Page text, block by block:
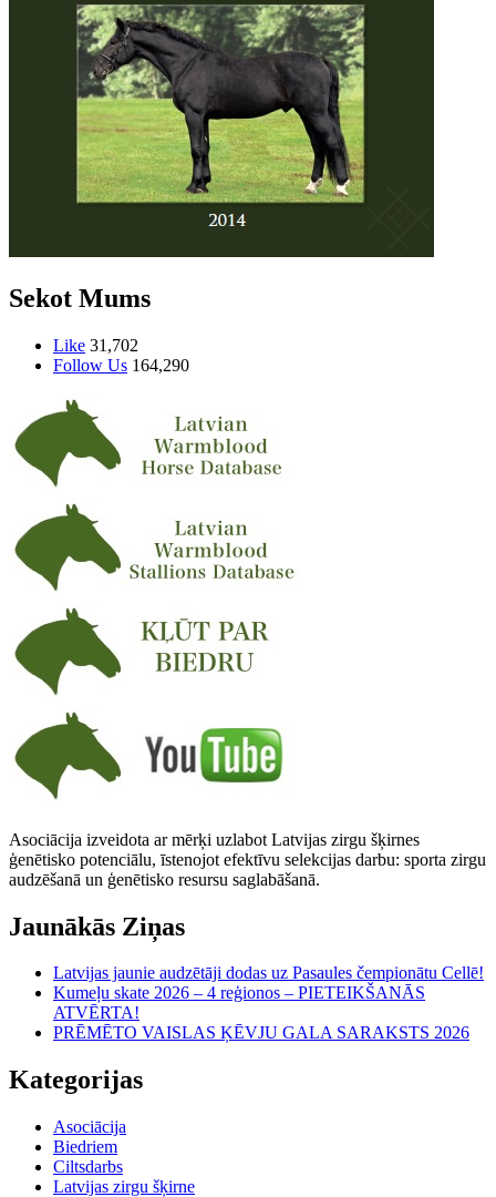
Sekot Mums
Like 31,702
Follow Us 164,290
Asociācija izveidota ar mērķi uzlabot Latvijas zirgu šķirnes
ģenētisko potenciālu, īstenojot efektīvu selekcijas darbu: sporta zirgu
audzēšanā un ģenētisko resursu saglabāšanā.
Jaunākās Ziņas
Latvijas jaunie audzētāji dodas uz Pasaules čempionātu Cellē!
Kumeļu skate 2026 – 4 reģionos – PIETEIKŠANĀS
ATVĒRTA!
PRĒMĒTO VAISLAS ĶĒVJU GALA SARAKSTS 2026
Kategorijas
Asociācija
Biedriem
Ciltsdarbs
Latvijas zirgu šķirne